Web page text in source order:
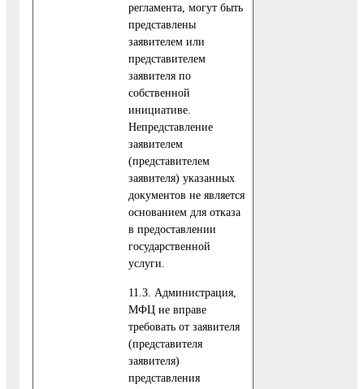
регламента, могут быть
представлены
заявителем или
представителем
заявителя по
собственной
инициативе.
Непредставление
заявителем
(представителем
заявителя) указанных
документов не является
основанием для отказа
в предоставлении
государственной
услуги.
11.3. Администрация,
МФЦ не вправе
требовать от заявителя
(представителя
заявителя)
представления